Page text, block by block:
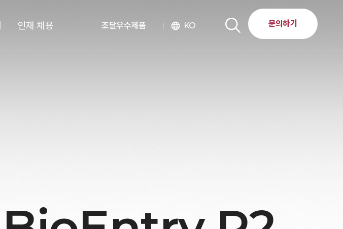
인재 채용 조달우수제품 language KO 문의하기